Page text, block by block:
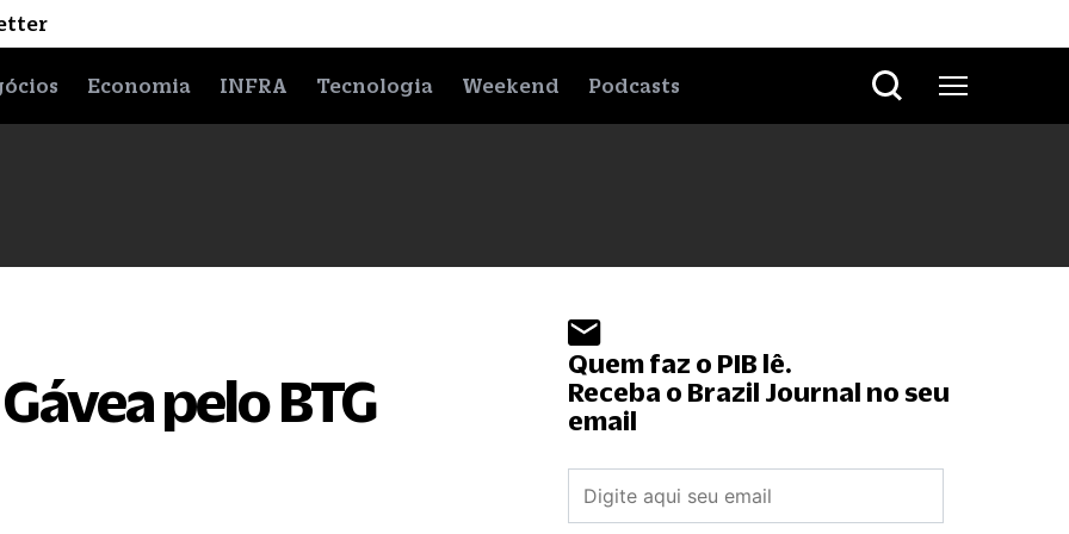
Economia INFRA Tecnologia Weekend Podcasts
pelo BTG
Quem faz o PIB lê.
Receba o Brazil Journal no seu
email